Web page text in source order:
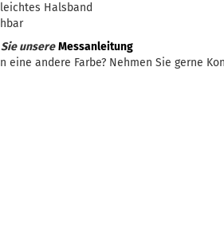
Halsband
unsere Messanleitung
eine andere Farbe? Nehmen Sie gerne